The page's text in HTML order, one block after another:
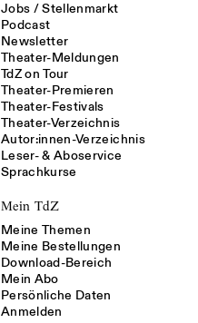
Jobs / Stellenmarkt
Podcast
Newsletter
Theater-Meldungen
TdZ on Tour
Theater-Premieren
Theater-Festivals
Theater-Verzeichnis
Autor:innen-Verzeichnis
Leser- & Aboservice
Sprachkurse
Mein TdZ
Meine Themen
Meine Bestellungen
Download-Bereich
Mein Abo
Persönliche Daten
Anmelden